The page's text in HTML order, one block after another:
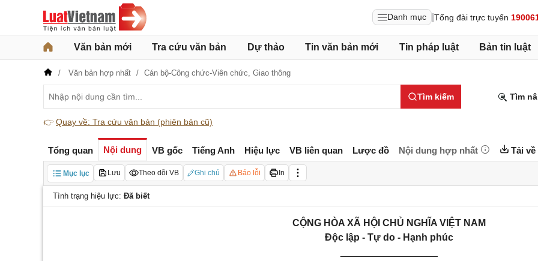
Danh mục Tổng đài trực tuyến
Văn bản mới Tra cứu văn bản Dự thảo Tin văn bản mới Tin pháp luật Bản tin luật
Văn bản hợp nhất Cán bộ-Công chức-Viên chức, Giao thông
Tìm kiếm Tìm
👉 Quay về: Tra cứu văn bản (phiên bản cũ)
Tổng quan Nội dung VB gốc Tiếng Anh Hiệu lực VB liên quan Lược đồ Nội dung hợp nhất Tải về
Mục lục Lưu Theo dõi VB Ghi chú Báo lỗi In
Tình trạng hiệu lực: Đã biết
CỘNG HÒA XÃ HỘI CHỦ NGHĨA VIỆT NAM
Độc lập - Tự do - Hạnh phúc